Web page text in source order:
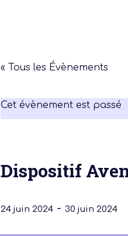
« Tous les Évènements
Cet évènement est passé
Dispositif
24 juin 2024 - 30 juin 2024